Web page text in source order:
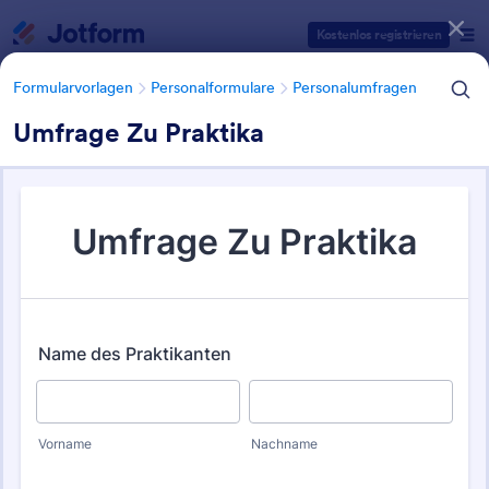
Kostenlos registrieren
Formularvorlagen Personalformulare Personalumfragen
Umfrage Zu Praktika
Formularvorlagen Personalformulare Personalumfragen
Formularvorlagen Kategorien